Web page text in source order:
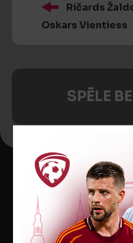
Ričards
Oskars Vientiess
SPĒLE